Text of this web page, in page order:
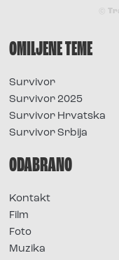
©
OMILJENE TEME
Survivor
Survivor 2025
Survivor Hrvatska
Survivor Srbija
ODABRANO
Kontakt
Film
Foto
Muzika